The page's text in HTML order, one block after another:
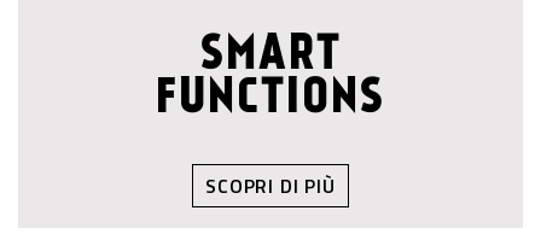
SMART
FUNCTIONS
SCOPRI DI PIÙ